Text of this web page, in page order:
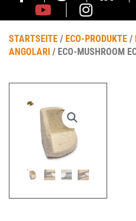
STARTSEITE / ECO-PRODUKTE /
ANGOLARI / ECO-MUSHROOM